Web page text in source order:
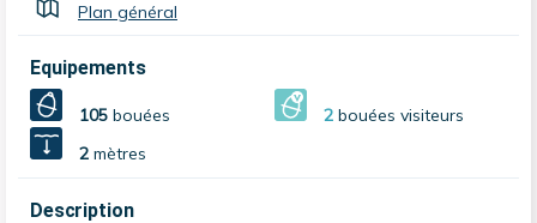
Plan général
Equipements
105 bouées 2 bouées visiteurs
2 mètres
Description